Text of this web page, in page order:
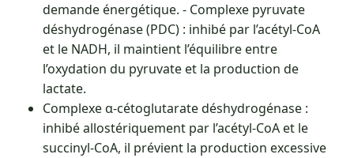
demande énergétique. - Complexe pyruvate
déshydrogénase (PDC) : inhibé par l’acétyl-CoA
et le NADH, il maintient l’équilibre entre
l’oxydation du pyruvate et la production de
lactate.
Complexe α-cétoglutarate déshydrogénase :
inhibé allostériquement par l’acétyl-CoA et le
succinyl-CoA, il prévient la production excessive